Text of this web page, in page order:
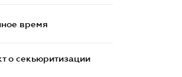
время
о секьюритизации